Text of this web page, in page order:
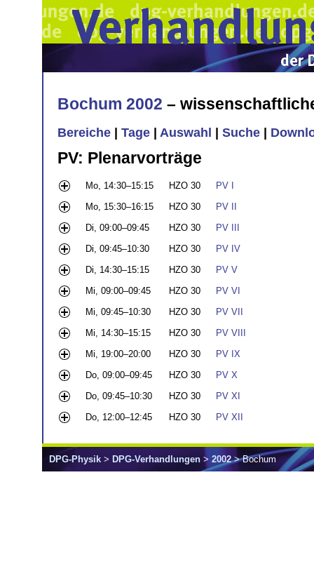
Bochum 2002 –
Bereiche Tage Auswahl Suche
PV: Plenarvorträge
Mo, 14:30–15:15 HZO 30
PV I
Mo, 15:30–16:15
HZO 30
PV II
Di, 09:00–09:45
HZO 30
PV III
Di, 09:45–10:30
HZO 30
PV IV
Di, 14:30–15:15
HZO 30
PV V
Mi, 09:00–09:45
HZO 30
PV VI
Mi, 09:45–10:30
HZO 30
PV VII
Mi, 14:30–15:15
HZO 30
PV VIII
Mi, 19:00–20:00
HZO 30
PV IX
Do, 09:00–09:45
HZO 30
PV X
Do, 09:45–10:30
HZO 30
PV XI
Do, 12:00–12:45
HZO 30 PV XII
DPG-Physik > DPG-Verhandlungen > 2002> Bochum